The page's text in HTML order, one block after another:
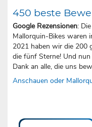
450 beste
Google Rezensionen:
Mallorquin-Bikes waren
2021 haben wir die 200
die fünf Sterne! Und
Dank an alle, die uns
Anschauen oder